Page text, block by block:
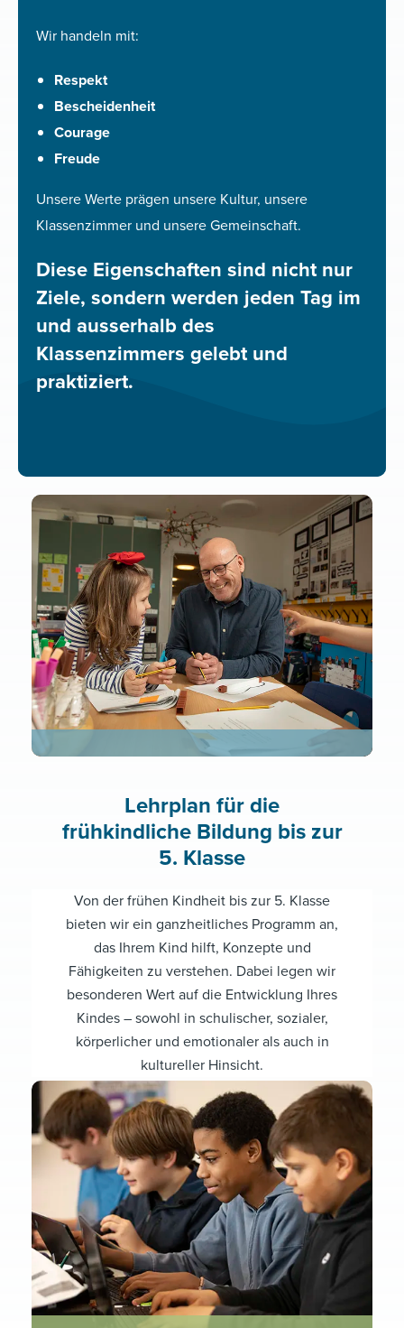
Wir handeln mit:
Respekt
Bescheidenheit
Courage
Freude
Unsere Werte prägen unsere Kultur, unsere
Klassenzimmer und unsere Gemeinschaft.
Diese Eigenschaften sind nicht nur
Ziele, sondern werden jeden Tag im
und ausserhalb des
Klassenzimmers gelebt und
praktiziert.
Lehrplan für die
frühkindliche Bildung bis zur
5. Klasse
Link hier
Von der frühen Kindheit bis zur 5. Klasse
bieten wir ein ganzheitliches Programm an,
das Ihrem Kind hilft, Konzepte und
Fähigkeiten zu verstehen. Dabei legen wir
besonderen Wert auf die Entwicklung Ihres
Kindes – sowohl in schulischer, sozialer,
körperlicher und emotionaler als auch in
kultureller Hinsicht.
Link hier